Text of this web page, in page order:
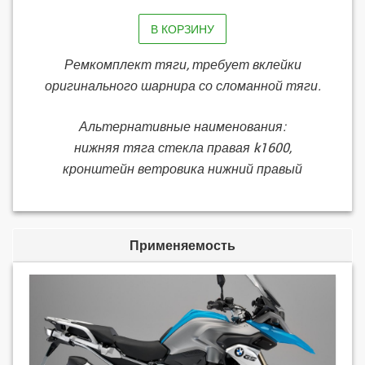
В КОРЗИНУ
Ремкомплект тяги, требует вклейки
оригинального шарнира со сломанной тяги.
Альтернативные наименования:
нижняя тяга стекла правая k1600,
кронштейн ветровика нижний правый
Применяемость